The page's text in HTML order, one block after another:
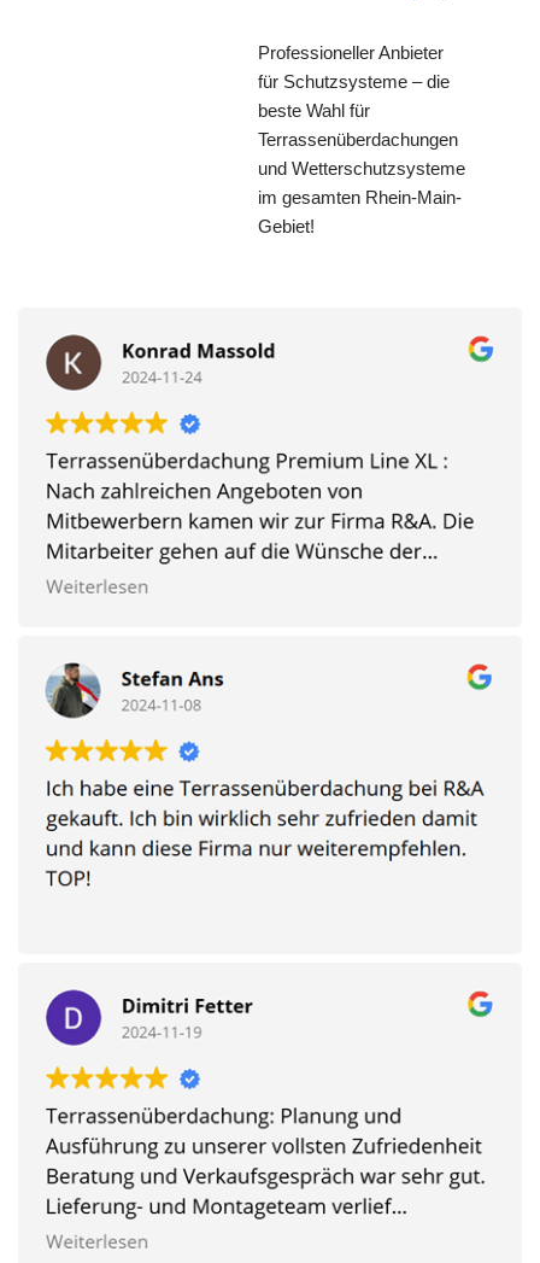
Professioneller Anbieter
für Schutzsysteme – die
beste Wahl für
Terrassenüberdachungen
und Wetterschutzsysteme
im gesamten Rhein-Main-
Gebiet!